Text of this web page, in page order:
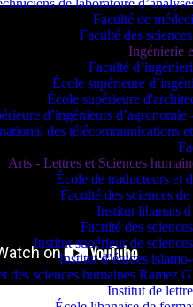
Faculté de
Faculté des
Ingénierie
Faculté
École supérieure
École supérieure
d’ingénieurs d’agronomie
des télécommunications
Arts - Lettres et Sciences
École de traducteurs et
Faculté des sciences de
Institut libanais
Faculté des
Institut supérieur de
Institut d’études
des sciences humaines Ramez
Institut de